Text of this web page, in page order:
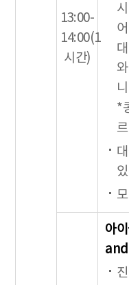
13:00-
14:00(1
시간)
*
아